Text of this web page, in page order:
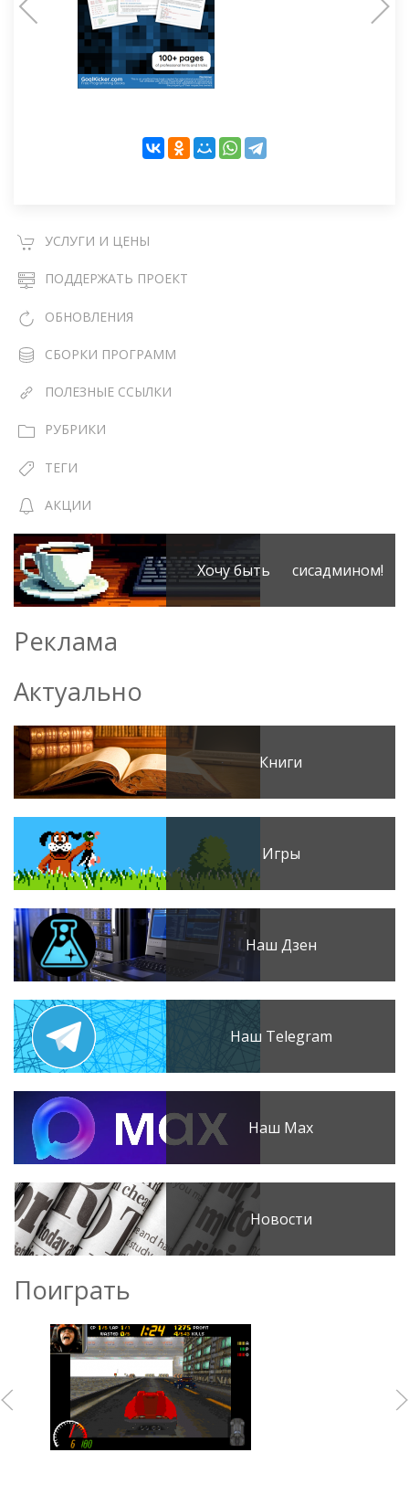
УСЛУГИ И ЦЕНЫ
ПОДДЕРЖАТЬ ПРОЕКТ
ОБНОВЛЕНИЯ
СБОРКИ ПРОГРАММ
ПОЛЕЗНЫЕ ССЫЛКИ
РУБРИКИ
ТЕГИ
АКЦИИ
Хочу быть сисадмином!
Реклама
Актуально
Книги
Игры
Наш Дзен
Наш Telegram
Наш Max
Новости
Поиграть